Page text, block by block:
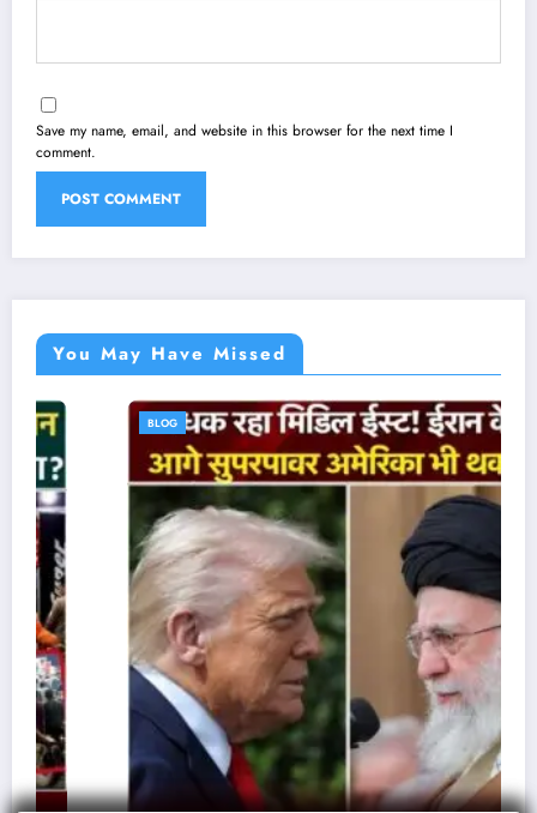
Save my name, email, and website in this browser for the next time I
comment.
You May Have Missed